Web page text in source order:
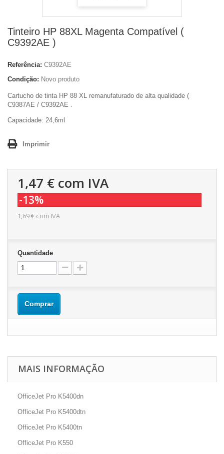
Tinteiro HP 88XL Magenta Compatível (
C9392AE )
Referência: C9392AE
Condição: Novo produto
Cartucho de tinta HP 88 XL remanufaturado de alta qualidade (
C9387AE / C9392AE .
Capacidade: 24,6ml
Imprimir
1,47 € com IVA
-13%
1,69 €com IVA
Quantidade
Comprar
MAIS INFORMAÇÃO
OfficeJet Pro K5400dn
OfficeJet Pro K5400dtn
OfficeJet Pro K5400tn
OfficeJet Pro K550